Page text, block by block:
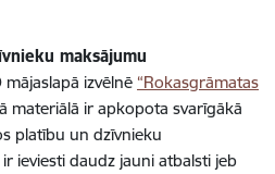
maksājumu
mājaslapā izvēlnē “Rokasgrāmatas
materiālā ir apkopota svarīgākā
platību un dzīvnieku
ieviesti daudz jauni atbalsti jeb